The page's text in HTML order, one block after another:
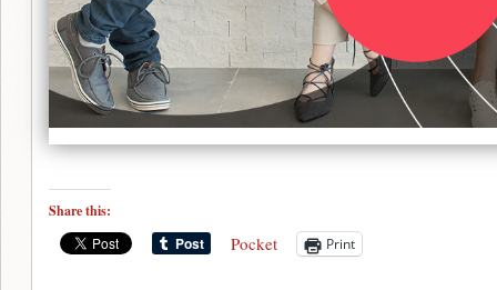
Share this:
Pocket Print